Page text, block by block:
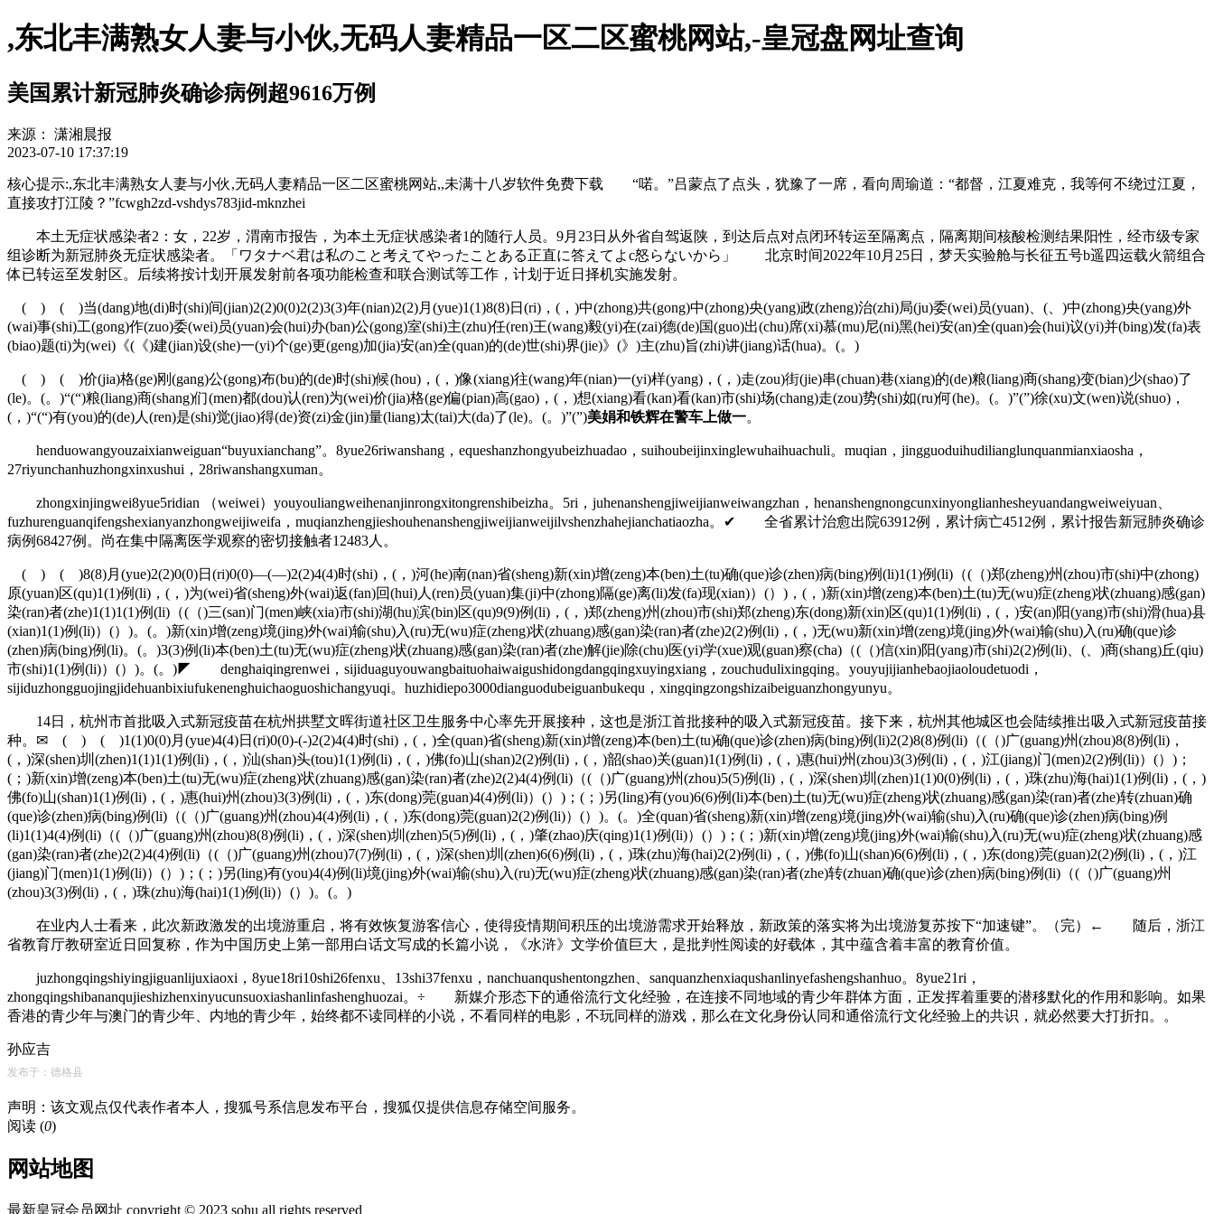
,东北丰满熟女人妻与小伙,无码人妻精品一区二区蜜桃网站,-皇冠盘网址查询
美国累计新冠肺炎确诊病例超9616万例
来源：
潇湘晨报
2023-07-10 17:37:19
核心提示:,东北丰满熟女人妻与小伙,无码人妻精品一区二区蜜桃网站,,未满十八岁软件免费下载 “喏。”吕蒙点了点头，犹豫了一席，看向周瑜道：“都督，江夏难克，我等何不绕过江夏，
直接攻打江陵？”fcwgh2zd-vshdys783jid-mknzhei
本土无症状感染者2： 女，22岁，渭南市报告，为本土无症状感染者1的随行人员。9月23日从外省自驾返陕，到达后点对点闭环转运至隔离点，隔离期间核酸检测结果阳性，经市级专家
组诊断为新冠肺炎无症状感染者。「ワタナベ君は私のこと考えてやったことある正直に答えてよc怒らないから」 北京时间2022年10月25日，梦天实验舱与长征五号b遥四运载火箭组合
体已转运至发射区。后续将按计划开展发射前各项功能检查和联合测试等工作，计划于近日择机实施发射。
( ) ( )当(dang)地(di)时(shi)间(jian)2(2)0(0)2(2)3(3)年(nian)2(2)月(yue)1(1)8(8)日(ri)，(，)中(zhong)共(gong)中(zhong)央(yang)政(zheng)治(zhi)局(ju)委(wei)员(yuan)、(、)中(zhong)央(yang)外
(wai)事(shi)工(gong)作(zuo)委(wei)员(yuan)会(hui)办(ban)公(gong)室(shi)主(zhu)任(ren)王(wang)毅(yi)在(zai)德(de)国(guo)出(chu)席(xi)慕(mu)尼(ni)黑(hei)安(an)全(quan)会(hui)议(yi)并(bing)发(fa)表
(biao)题(ti)为(wei)《(《)建(jian)设(she)一(yi)个(ge)更(geng)加(jia)安(an)全(quan)的(de)世(shi)界(jie)》(》)主(zhu)旨(zhi)讲(jiang)话(hua)。(。)
( ) ( )价(jia)格(ge)刚(gang)公(gong)布(bu)的(de)时(shi)候(hou)，(，)像(xiang)往(wang)年(nian)一(yi)样(yang)，(，)走(zou)街(jie)串(chuan)巷(xiang)的(de)粮(liang)商(shang)变(bian)少(shao)了
(le)。(。)“(“)粮(liang)商(shang)们(men)都(dou)认(ren)为(wei)价(jia)格(ge)偏(pian)高(gao)，(，)想(xiang)看(kan)看(kan)市(shi)场(chang)走(zou)势(shi)如(ru)何(he)。(。)”(”)徐(xu)文(wen)说(shuo)，
(，)“(“)有(you)的(de)人(ren)是(shi)觉(jiao)得(de)资(zi)金(jin)量(liang)太(tai)大(da)了(le)。(。)”(”)美娟和铁辉在警车上做一。
henduowangyouzaixianweiguan“buyuxianchang”。8yue26riwanshang，equeshanzhongyubeizhuadao，suihoubeijinxinglewuhaihuachuli。muqian，jingguoduihudilianglunquanmianxiaosha，
27riyunchanhuzhongxinxushui，28riwanshangxuman。
zhongxinjingwei8yue5ridian （weiwei）youyouliangweihenanjinrongxitongrenshibeizha。5ri，juhenanshengjiweijianweiwangzhan，henanshengnongcunxinyonglianhesheyuandangweiweiyuan、
fuzhurenguanqifengshexianyanzhongweijiweifa，muqianzhengjieshouhenanshengjiweijianweijilvshenzhahejianchatiaozha。✔ 全省累计治愈出院63912例，累计病亡4512例，累计报告新冠肺炎确诊
病例68427例。尚在集中隔离医学观察的密切接触者12483人。
( ) ( )8(8)月(yue)2(2)0(0)日(ri)0(0)—(—)2(2)4(4)时(shi)，(，)河(he)南(nan)省(sheng)新(xin)增(zeng)本(ben)土(tu)确(que)诊(zhen)病(bing)例(li)1(1)例(li)（(（)郑(zheng)州(zhou)市(shi)中(zhong)
原(yuan)区(qu)1(1)例(li)，(，)为(wei)省(sheng)外(wai)返(fan)回(hui)人(ren)员(yuan)集(ji)中(zhong)隔(ge)离(li)发(fa)现(xian)）(）)，(，)新(xin)增(zeng)本(ben)土(tu)无(wu)症(zheng)状(zhuang)感(gan)
染(ran)者(zhe)1(1)1(1)例(li)（(（)三(san)门(men)峡(xia)市(shi)湖(hu)滨(bin)区(qu)9(9)例(li)，(，)郑(zheng)州(zhou)市(shi)郑(zheng)东(dong)新(xin)区(qu)1(1)例(li)，(，)安(an)阳(yang)市(shi)滑(hua)县
(xian)1(1)例(li)）(）)。(。)新(xin)增(zeng)境(jing)外(wai)输(shu)入(ru)无(wu)症(zheng)状(zhuang)感(gan)染(ran)者(zhe)2(2)例(li)，(，)无(wu)新(xin)增(zeng)境(jing)外(wai)输(shu)入(ru)确(que)诊
(zhen)病(bing)例(li)。(。)3(3)例(li)本(ben)土(tu)无(wu)症(zheng)状(zhuang)感(gan)染(ran)者(zhe)解(jie)除(chu)医(yi)学(xue)观(guan)察(cha)（(（)信(xin)阳(yang)市(shi)2(2)例(li)、(、)商(shang)丘(qiu)
市(shi)1(1)例(li)）(）)。(。)◤ denghaiqingrenwei，sijiduaguyouwangbaituohaiwaigushidongdangqingxuyingxiang，zouchudulixingqing。youyujijianhebaojiaoloudetuodi，
sijiduzhongguojingjidehuanbixiufukenenghuichaoguoshichangyuqi。huzhidiepo3000dianguodubeiguanbukequ，xingqingzongshizaibeiguanzhongyunyu。
14日，杭州市首批吸入式新冠疫苗在杭州拱墅文晖街道社区卫生服务中心率先开展接种，这也是浙江首批接种的吸入式新冠疫苗。接下来，杭州其他城区也会陆续推出吸入式新冠疫苗接
种。✉ ( ) ( )1(1)0(0)月(yue)4(4)日(ri)0(0)-(-)2(2)4(4)时(shi)，(，)全(quan)省(sheng)新(xin)增(zeng)本(ben)土(tu)确(que)诊(zhen)病(bing)例(li)2(2)8(8)例(li)（(（)广(guang)州(zhou)8(8)例(li)，
(，)深(shen)圳(zhen)1(1)1(1)例(li)，(，)汕(shan)头(tou)1(1)例(li)，(，)佛(fo)山(shan)2(2)例(li)，(，)韶(shao)关(guan)1(1)例(li)，(，)惠(hui)州(zhou)3(3)例(li)，(，)江(jiang)门(men)2(2)例(li)）(）)；
(；)新(xin)增(zeng)本(ben)土(tu)无(wu)症(zheng)状(zhuang)感(gan)染(ran)者(zhe)2(2)4(4)例(li)（(（)广(guang)州(zhou)5(5)例(li)，(，)深(shen)圳(zhen)1(1)0(0)例(li)，(，)珠(zhu)海(hai)1(1)例(li)，(，)
佛(fo)山(shan)1(1)例(li)，(，)惠(hui)州(zhou)3(3)例(li)，(，)东(dong)莞(guan)4(4)例(li)）(）)；(；)另(ling)有(you)6(6)例(li)本(ben)土(tu)无(wu)症(zheng)状(zhuang)感(gan)染(ran)者(zhe)转(zhuan)确
(que)诊(zhen)病(bing)例(li)（(（)广(guang)州(zhou)4(4)例(li)，(，)东(dong)莞(guan)2(2)例(li)）(）)。(。)全(quan)省(sheng)新(xin)增(zeng)境(jing)外(wai)输(shu)入(ru)确(que)诊(zhen)病(bing)例
(li)1(1)4(4)例(li)（(（)广(guang)州(zhou)8(8)例(li)，(，)深(shen)圳(zhen)5(5)例(li)，(，)肇(zhao)庆(qing)1(1)例(li)）(）)；(；)新(xin)增(zeng)境(jing)外(wai)输(shu)入(ru)无(wu)症(zheng)状(zhuang)感
(gan)染(ran)者(zhe)2(2)4(4)例(li)（(（)广(guang)州(zhou)7(7)例(li)，(，)深(shen)圳(zhen)6(6)例(li)，(，)珠(zhu)海(hai)2(2)例(li)，(，)佛(fo)山(shan)6(6)例(li)，(，)东(dong)莞(guan)2(2)例(li)，(，)江
(jiang)门(men)1(1)例(li)）(）)；(；)另(ling)有(you)4(4)例(li)境(jing)外(wai)输(shu)入(ru)无(wu)症(zheng)状(zhuang)感(gan)染(ran)者(zhe)转(zhuan)确(que)诊(zhen)病(bing)例(li)（(（)广(guang)州
(zhou)3(3)例(li)，(，)珠(zhu)海(hai)1(1)例(li)）(）)。(。)
在业内人士看来，此次新政激发的出境游重启，将有效恢复游客信心，使得疫情期间积压的出境游需求开始释放，新政策的落实将为出境游复苏按下“加速键”。（完）← 随后，浙江
省教育厅教研室近日回复称，作为中国历史上第一部用白话文写成的长篇小说，《水浒》文学价值巨大，是批判性阅读的好载体，其中蕴含着丰富的教育价值。
juzhongqingshiyingjiguanlijuxiaoxi，8yue18ri10shi26fenxu、13shi37fenxu，nanchuanqushentongzhen、sanquanzhenxiaqushanlinyefashengshanhuo。8yue21ri，
zhongqingshibananqujieshizhenxinyucunsuoxiashanlinfashenghuozai。÷ 新媒介形态下的通俗流行文化经验，在连接不同地域的青少年群体方面，正发挥着重要的潜移默化的作用和影响。如果
香港的青少年与澳门的青少年、内地的青少年，始终都不读同样的小说，不看同样的电影，不玩同样的游戏，那么在文化身份认同和通俗流行文化经验上的共识，就必然要大打折扣。。
孙应吉
发布于：德格县
声明：该文观点仅代表作者本人，搜狐号系信息发布平台，搜狐仅提供信息存储空间服务。
阅读 (0)
网站地图
最新皇冠会员网址 copyright © 2023 sohu all rights reserved